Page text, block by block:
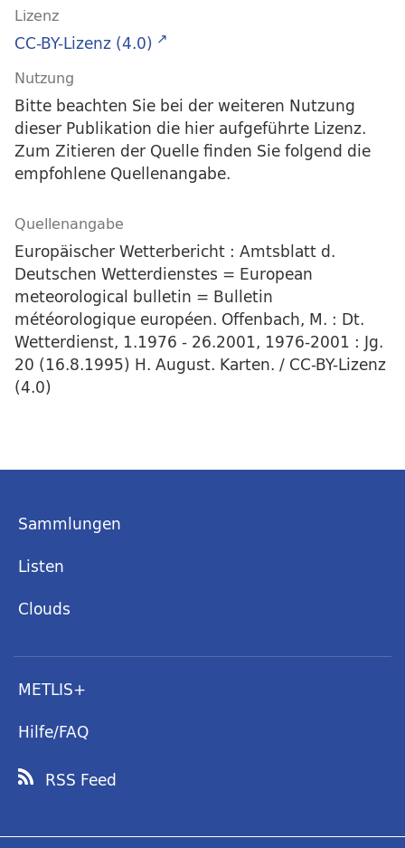
Lizenz
CC-BY-Lizenz (4.0)
Nutzung
Bitte beachten Sie bei der weiteren Nutzung
dieser Publikation die hier aufgeführte Lizenz.
Zum Zitieren der Quelle finden Sie folgend die
empfohlene Quellenangabe.
Quellenangabe
Europäischer Wetterbericht : Amtsblatt d.
Deutschen Wetterdienstes = European
meteorological bulletin = Bulletin
météorologique européen. Offenbach, M. : Dt.
Wetterdienst, 1.1976 - 26.2001, 1976-2001 : Jg.
20 (16.8.1995) H. August. Karten. / CC-BY-Lizenz
(4.0)
Sammlungen
Listen
Clouds
METLIS+
Hilfe/FAQ
RSS Feed